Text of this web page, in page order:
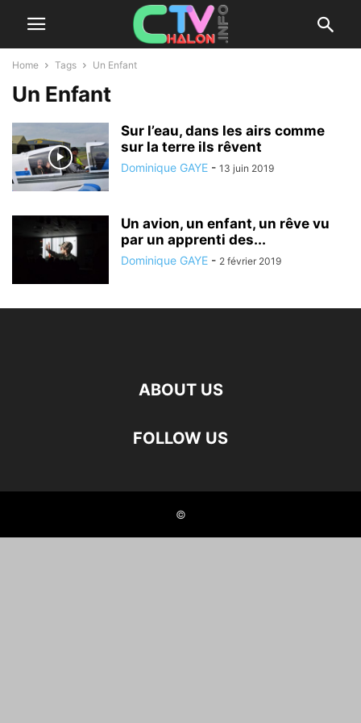
Home Tags Un Enfant
Un Enfant
Sur l’eau, dans les airs comme
sur la terre ils rêvent
Dominique GAYE - 13 juin 2019
Un avion, un enfant, un rêve vu
par un apprenti des...
Dominique GAYE - 2 février 2019
ABOUT US
FOLLOW US
©